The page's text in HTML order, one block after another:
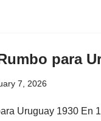
para
7, 2026
Uruguay 1930 En